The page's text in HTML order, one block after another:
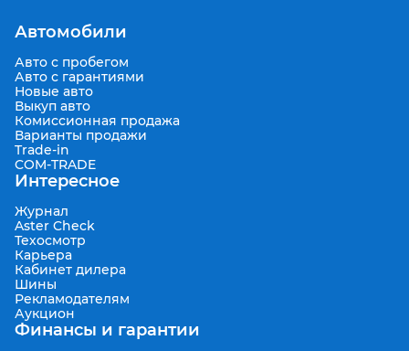
Автомобили
Авто с пробегом
Авто с гарантиями
Новые авто
Выкуп авто
Комиссионная продажа
Варианты продажи
Trade-in
COM-TRADE
Интересное
Журнал
Aster Check
Техосмотр
Карьера
Кабинет дилера
Шины
Рекламодателям
Аукцион
Финансы и гарантии